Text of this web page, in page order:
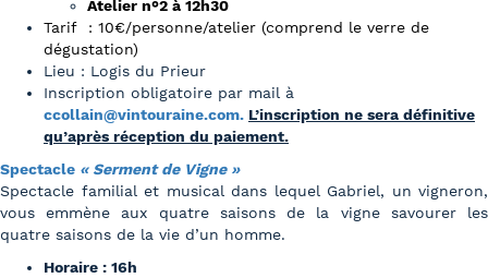
Atelier n°2 à 12h30
Tarif : 10€/personne/atelier (comprend le verre de
dégustation)
Lieu : Logis du Prieur
Inscription obligatoire par mail à
ccollain@vintouraine.com. L’inscription ne sera définitive
qu’après réception du paiement.
Spectacle « Serment de Vigne »
Spectacle familial et musical dans lequel Gabriel, un vigneron,
vous emmène aux quatre saisons de la vigne savourer les
quatre saisons de la vie d’un homme.
Horaire : 16h